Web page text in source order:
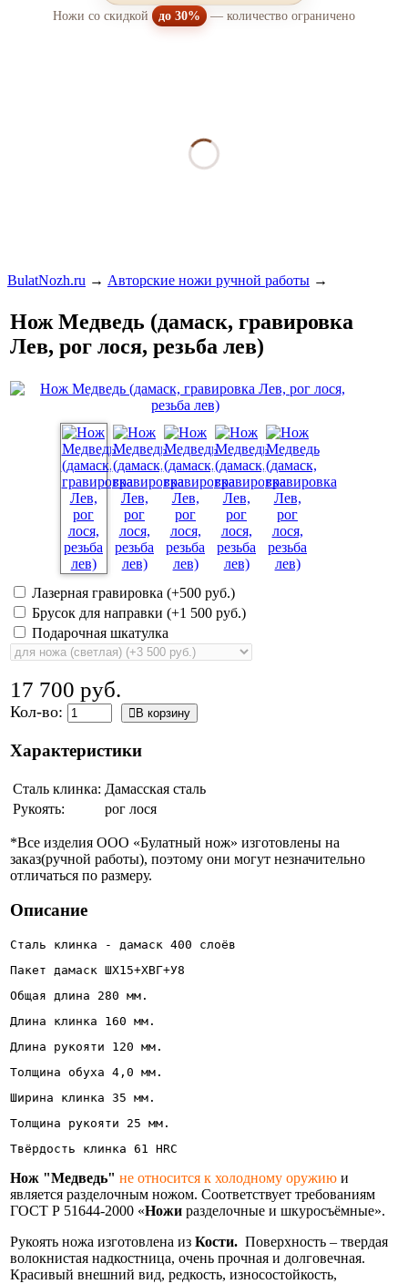
Ножи со скидкой до 30% — количество ограничено
BulatNozh.ru → Авторские ножи ручной работы →
Нож Медведь (дамаск, гравировка
Лев, рог лося, резьба лев)
Лазерная гравировка (+500 руб.)
Брусок для направки (+1 500 руб.)
Подарочная шкатулка
17 700 руб.
Кол-во: В корзину
Характеристики
Сталь клинка: Дамасская сталь
Рукоять:
рог лося
*Все изделия ООО «Булатный нож» изготовлены на
заказ(ручной работы), поэтому они могут незначительно
отличаться по размеру.
Описание
Сталь клинка - дамаск 400 слоёв
Пакет дамаск ШХ15+ХВГ+У8
Общая длина 280 мм.
Длина клинка 160 мм.
Длина рукояти 120 мм.
Толщина обуха 4,0 мм.
Ширина клинка 35 мм.
Толщина рукояти 25 мм.
Твёрдость клинка 61 HRC
Нож "Медведь" не относится к холодному оружию и
является разделочным ножом. Соответствует требованиям
ГОСТ Р 51644-2000 «Ножи разделочные и шкуросъёмные».
Рукоять ножа изготовлена из Кости. Поверхность – твердая
волокнистая надкостница, очень прочная и долговечная.
Красивый внешний вид, редкость, износостойкость,